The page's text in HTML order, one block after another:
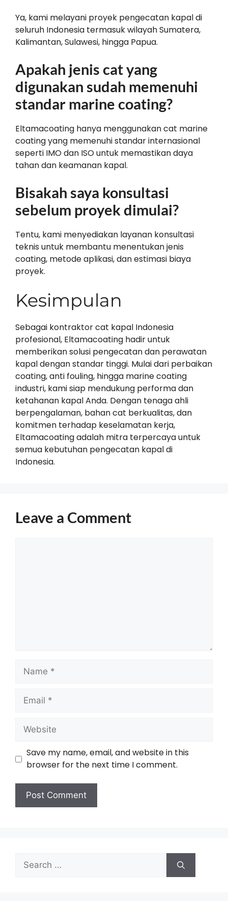
Ya, kami melayani proyek pengecatan kapal di
seluruh Indonesia termasuk wilayah Sumatera,
Kalimantan, Sulawesi, hingga Papua.
Apakah jenis cat yang
digunakan sudah memenuhi
standar marine coating?
Eltamacoating hanya menggunakan cat marine
coating yang memenuhi standar internasional
seperti IMO dan ISO untuk memastikan daya
tahan dan keamanan kapal.
Bisakah saya konsultasi
sebelum proyek dimulai?
Tentu, kami menyediakan layanan konsultasi
teknis untuk membantu menentukan jenis
coating, metode aplikasi, dan estimasi biaya
proyek.
Kesimpulan
Sebagai kontraktor cat kapal Indonesia
profesional, Eltamacoating hadir untuk
memberikan solusi pengecatan dan perawatan
kapal dengan standar tinggi. Mulai dari perbaikan
coating, anti fouling, hingga marine coating
industri, kami siap mendukung performa dan
ketahanan kapal Anda. Dengan tenaga ahli
berpengalaman, bahan cat berkualitas, dan
komitmen terhadap keselamatan kerja,
Eltamacoating adalah mitra terpercaya untuk
semua kebutuhan pengecatan kapal di
Indonesia.
Leave a Comment
Save my name, email, and website in this
browser for the next time I comment.